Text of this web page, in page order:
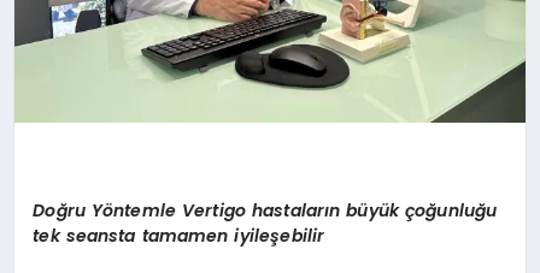
Doğru Yöntemle Vertigo hastaların büyük çoğunluğu
tek seansta tamamen iyileşebilir